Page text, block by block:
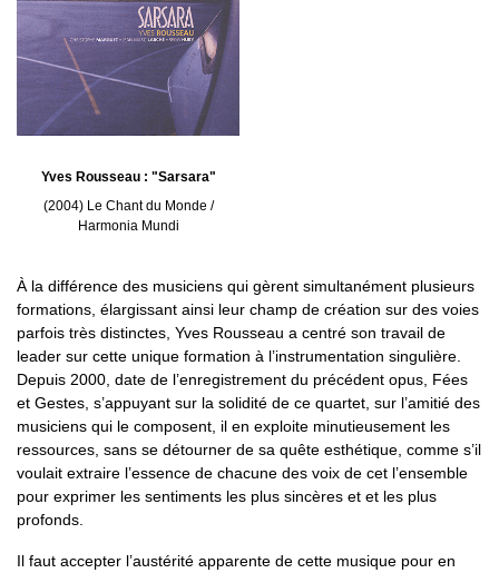
Yves Rousseau : "Sarsara"
(2004) Le Chant du Monde /
Harmonia Mundi
À la différence des musiciens qui gèrent simultanément plusieurs
formations, élargissant ainsi leur champ de création sur des voies
parfois très distinctes, Yves Rousseau a centré son travail de
leader sur cette unique formation à l’instrumentation singulière.
Depuis 2000, date de l’enregistrement du précédent opus, Fées
et Gestes, s’appuyant sur la solidité de ce quartet, sur l’amitié des
musiciens qui le composent, il en exploite minutieusement les
ressources, sans se détourner de sa quête esthétique, comme s’il
voulait extraire l’essence de chacune des voix de cet l’ensemble
pour exprimer les sentiments les plus sincères et et les plus
profonds.
Il faut accepter l’austérité apparente de cette musique pour en